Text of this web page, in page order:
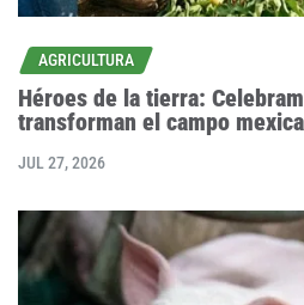
AGRICULTURA
Héroes de la tierra:
transforman el campo
JUL 27, 2026